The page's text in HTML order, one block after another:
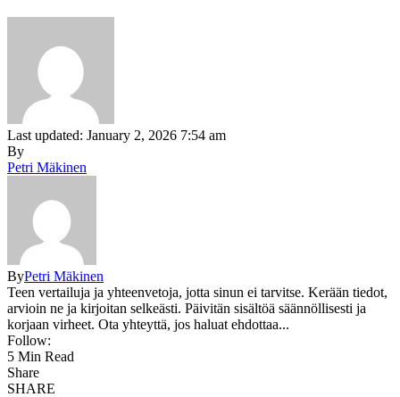
Last updated: January 2, 2026 7:54 am
By
Petri Mäkinen
ByPetri Mäkinen
Teen vertailuja ja yhteenvetoja, jotta sinun ei tarvitse. Kerään tiedot,
arvioin ne ja kirjoitan selkeästi. Päivitän sisältöä säännöllisesti ja
korjaan virheet. Ota yhteyttä, jos haluat ehdottaa...
Follow:
5 Min Read
Share
SHARE